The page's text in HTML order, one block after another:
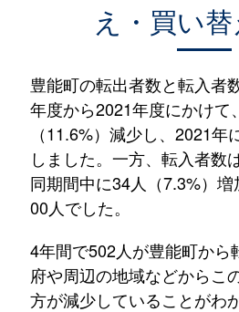
え・買い
豊能町の転出者数と転入者
年度から2021年度にかけて
（11.6%）減少し、2021
しました。一方、転入者数
同期間中に34人（7.3%）
00人でした。
4年間で502人が豊能町から
府や周辺の地域などからこ
方が減少していることがわ